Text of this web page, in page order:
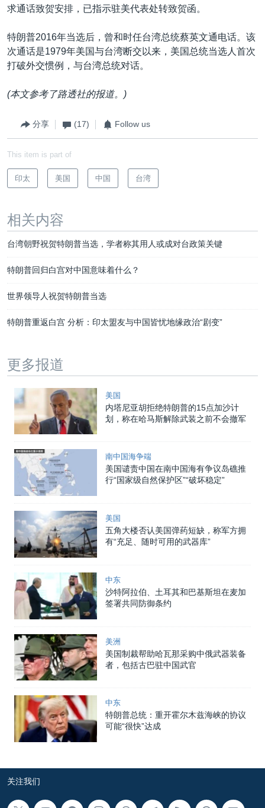
求通话致贺安排，已指示驻美代表处转致贺函。
特朗普2016年当选后，曾和时任台湾总统蔡英文通电话。该
次通话是1979年美国与台湾断交以来，美国总统当选人首次
打破外交惯例，与台湾总统对话。
(本文参考了路透社的报道。)
分享 (17) Follow us
This item is part of
印太 美国 中国 台湾
相关内容
台湾朝野祝贺特朗普当选，学者称其用人或成对台政策关键
特朗普回归白宫对中国意味着什么？
世界领导人祝贺特朗普当选
特朗普重返白宫 分析：印太盟友与中国皆忧地缘政治“剧变”
更多报道
美国
内塔尼亚胡拒绝特朗普的15点加沙计
划，称在哈马斯解除武装之前不会撤军
南中国海争端
美国谴责中国在南中国海有争议岛礁推
行“国家级自然保护区”“破坏稳定”
美国
五角大楼否认美国弹药短缺，称军方拥
有“充足、随时可用的武器库”
中东
沙特阿拉伯、土耳其和巴基斯坦在麦加
签署共同防御条约
美洲
美国制裁帮助哈瓦那采购中俄武器装备
者，包括古巴驻中国武官
中东
特朗普总统：重开霍尔木兹海峡的协议
可能“很快”达成
关注我们